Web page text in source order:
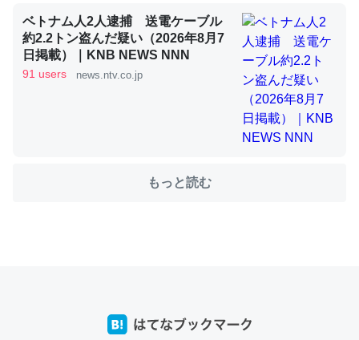
これを元に考えるとカルシウムを大量に使う脊椎動物と貝
類は苦労してるんだな…。腹足類だと殻を無くしてナメク
ジになったり努力してるし。
─ニュース :: 【研究発表】昆虫学の大問題＝「昆虫はなぜ海にいな
ベトナム人2人逮捕 送電ケーブル
約2.2トン盗んだ疑い（2026年8月7
日掲載）｜KNB NEWS NNN
91 users news.ntv.co.jp
もっと読む